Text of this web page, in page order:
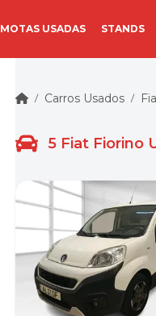
MOTAS USADAS STANDS
/ Carros Usados /
5 Fiat Fiorino